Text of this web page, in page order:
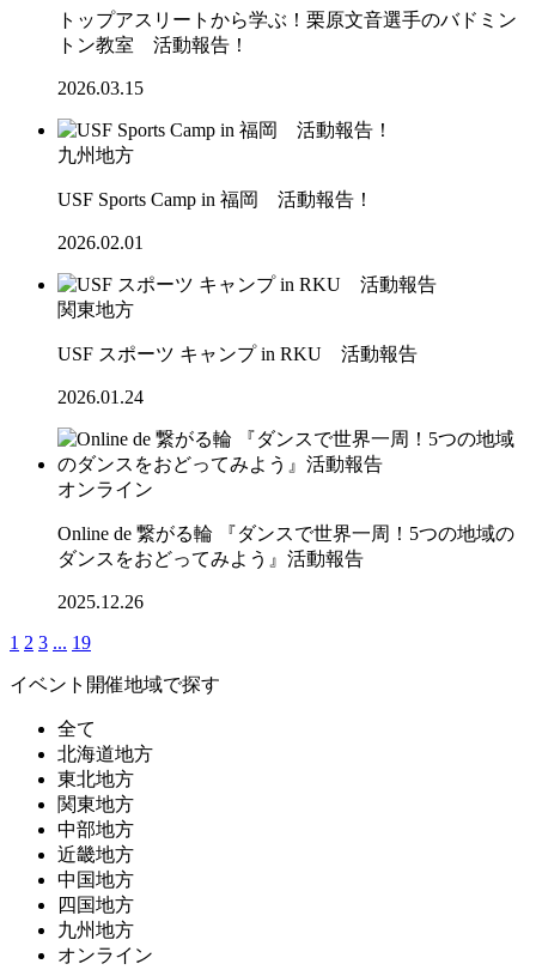
トップアスリートから学ぶ！栗原文音選手のバドミン
トン教室 活動報告！
2026.03.15
九州地方
USF Sports Camp in 福岡 活動報告！
2026.02.01
関東地方
USF スポーツ キャンプ in RKU 活動報告
2026.01.24
オンライン
Online de 繋がる輪 『ダンスで世界一周！5つの地域の
ダンスをおどってみよう』活動報告
2025.12.26
1 2 3 ... 19
イベント開催地域で探す
全て
北海道地方
東北地方
関東地方
中部地方
近畿地方
中国地方
四国地方
九州地方
オンライン